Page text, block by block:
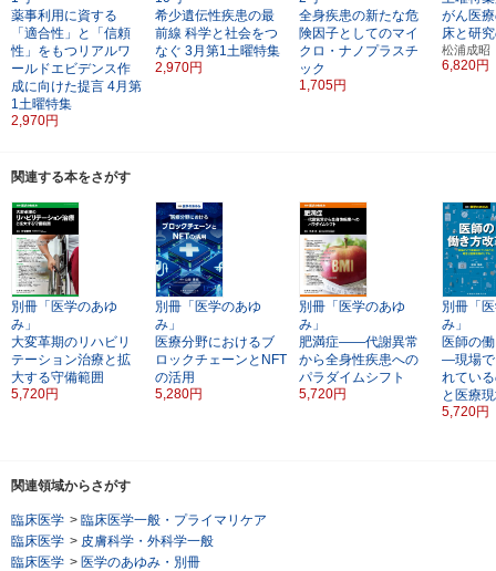
薬事利用に資する
「適合性」と「信頼
性」をもつリアルワ
ールドエビデンス作
成に向けた提言 4月第
1土曜特集
2,970円
希少遺伝性疾患の最
前線 科学と社会をつ
なぐ 3月第1土曜特集
2,970円
全身疾患の新たな危
険因子としてのマイ
クロ・ナノプラスチ
ック
1,705円
がん医
床と研
松浦成
6,820円
関連する本をさがす
別冊「医学のあゆ
み」
大変革期のリハビリ
テーション治療と拡
大する守備範囲
5,720円
別冊「医学のあゆ
み」
医療分野におけるブ
ロックチェーンとNFT
の活用
5,280円
別冊「医学のあゆ
み」
肥満症――代謝異常
から全身性疾患への
パラダイムシフト
5,720円
別冊「
み」
医師の
―現場で
れてい
と医療
5,720円
関連領域からさがす
臨床医学 > 臨床医学一般・プライマリケア
臨床医学 > 皮膚科学・外科学一般
臨床医学 > 医学のあゆみ・別冊